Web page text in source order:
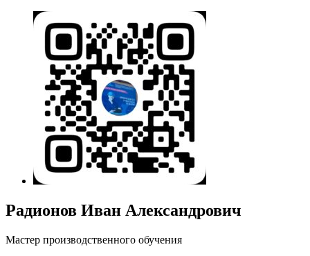
Радионов Иван Александрович
Мастер производственного обучения